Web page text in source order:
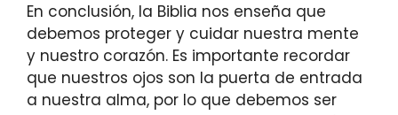
En conclusión, la Biblia nos enseña que
debemos proteger y cuidar nuestra mente
y nuestro corazón. Es importante recordar
que nuestros ojos son la puerta de entrada
a nuestra alma, por lo que debemos ser